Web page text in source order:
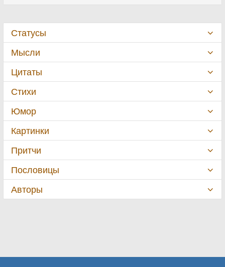
Статусы
Мысли
Цитаты
Стихи
Юмор
Картинки
Притчи
Пословицы
Авторы